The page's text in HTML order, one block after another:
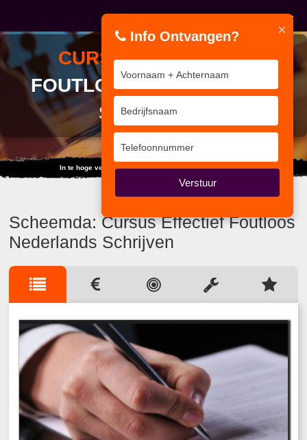
CURSUSEFFECTIEF
FOUTLOOS NEDERLANDS
SCHRIJVEN
In te hoge verwachting schuilt de grootste teleurstelling.
Scheemda: Cursus Effectief Foutloos
Nederlands Schrijven
×
Info Ontvangen?
Verstuur